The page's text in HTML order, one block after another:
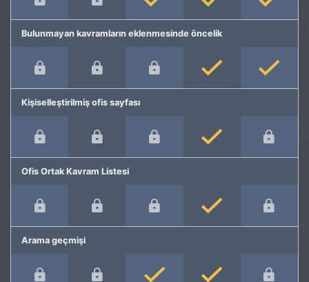
Bulunmayan kavramların eklenmesinde öncelik
Kişiselleştirilmiş ofis sayfası
Ofis Ortak Kavram Listesi
Arama geçmişi